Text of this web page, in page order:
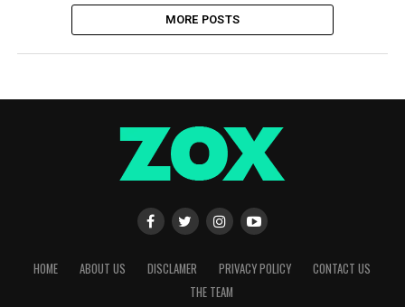
MORE POSTS
HOME ABOUT US DISCLAMER PRIVACY POLICY
CONTACT US
THE TEAM